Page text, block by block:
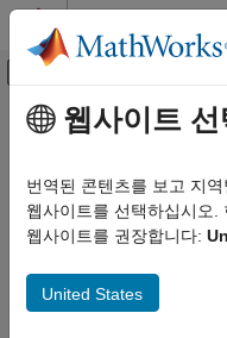
콘텐츠로 바로 가기
오프캔버스
문서 홈
주요 콘텐츠
웹사이트 선
번역된 콘텐츠를 보고 지
웹사이트를 선택하십시오.
웹사이트를 권장합니다:
United States